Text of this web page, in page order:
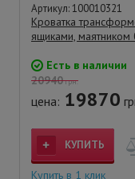
Артикул: 100010321
Кроватка
ящиками,
Есть в наличии
20940грн.
цена: 19870
КУПИТЬ
Купить в 1 клик